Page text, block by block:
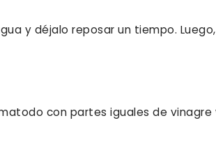
y déjalo reposar un tiempo.
con partes iguales de vinagre